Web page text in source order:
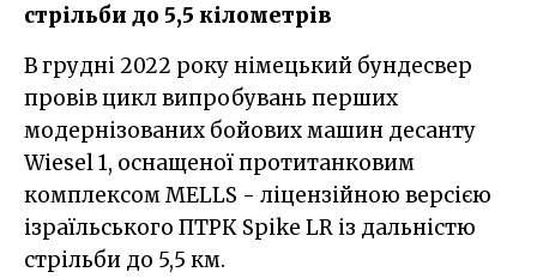
стрільби до 5,5 кілометрів
В грудні 2022 року німецький бундесвер
провів цикл випробувань перших
модернізованих бойових машин десанту
Wiesel 1, оснащеної протитанковим
комплексом MELLS - ліцензійною версією
ізраїльського ПТРК Spike LR із дальністю
стрільби до 5,5 км.